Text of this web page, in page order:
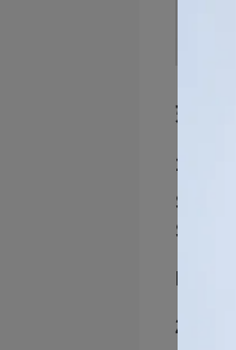
如何
1. SPF
SPF
SPF50
（
2.